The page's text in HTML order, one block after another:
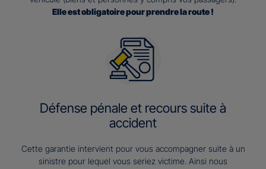
Elle est obligatoire pour prendre la route !
Défense pénale et recours suite à
accident
Cette garantie intervient pour vous accompagner suite à un
sinistre pour lequel vous seriez victime. Ainsi nous